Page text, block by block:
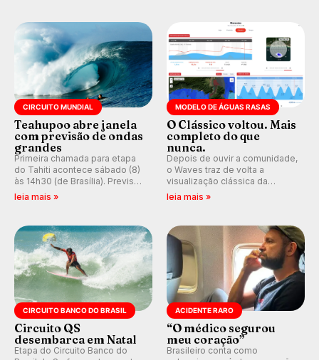
prática em esporte e indústria.
CIRCUITO MUNDIAL
Teahupoo abre janela
com previsão de ondas
grandes
Primeira chamada para etapa
do Tahiti acontece sábado (8)
às 14h30 (de Brasília). Previsão
indica swell consistente.
Kelly Slater convidado.
leia mais »
MODELO DE ÁGUAS RASAS
O Clássico voltou. Mais
completo do que
nunca.
Depois de ouvir a comunidade,
o Waves traz de volta a
visualização clássica da
previsão de águas rasas,
ondas para até 16 dias.
leia mais »
CIRCUITO BANCO DO BRASIL
Circuito QS
desembarca em Natal
Etapa do Circuito Banco do
ACIDENTE RARO
“O médico segurou
meu coração”
Brasileiro conta como